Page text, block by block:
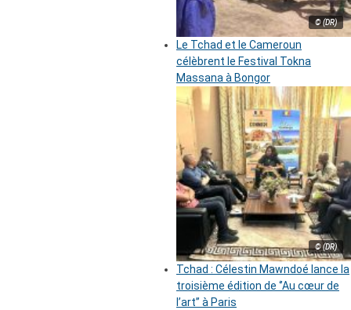
© (DR)
Le Tchad et le Cameroun
célèbrent le Festival Tokna
Massana à Bongor
© (DR)
Tchad : Célestin Mawndoé lance la
troisième édition de ‘’Au cœur de
l’art’’ à Paris